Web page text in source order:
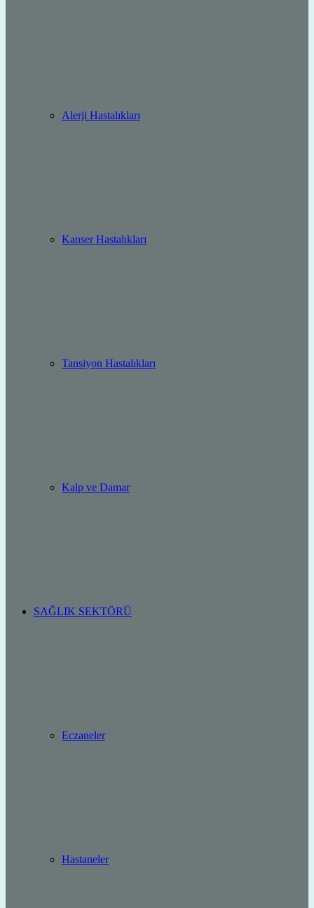
Alerji Hastalıkları
Kanser Hastalıkları
Tansiyon Hastalıkları
Kalp ve Damar
SAĞLIK SEKTÖRÜ
Eczaneler
Hastaneler